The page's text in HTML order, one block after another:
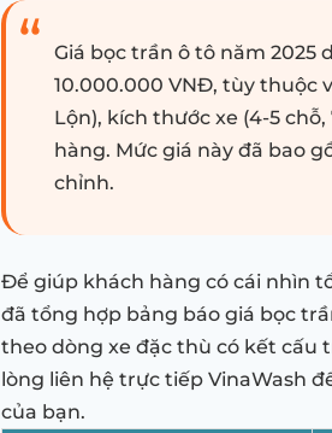
Giá bọc trần ô tô năm 2025
10.000.000 VNĐ, tùy thuộc
Lộn), kích thước xe (4-5
hàng. Mức giá này đã bao
chỉnh.
Để giúp khách hàng có cái nhìn
đã tổng hợp bảng báo giá bọc
theo dòng xe đặc thù có kết cấu
lòng liên hệ trực tiếp VinaWash
của bạn.